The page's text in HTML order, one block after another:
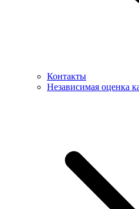
Контакты
Независимая оценка